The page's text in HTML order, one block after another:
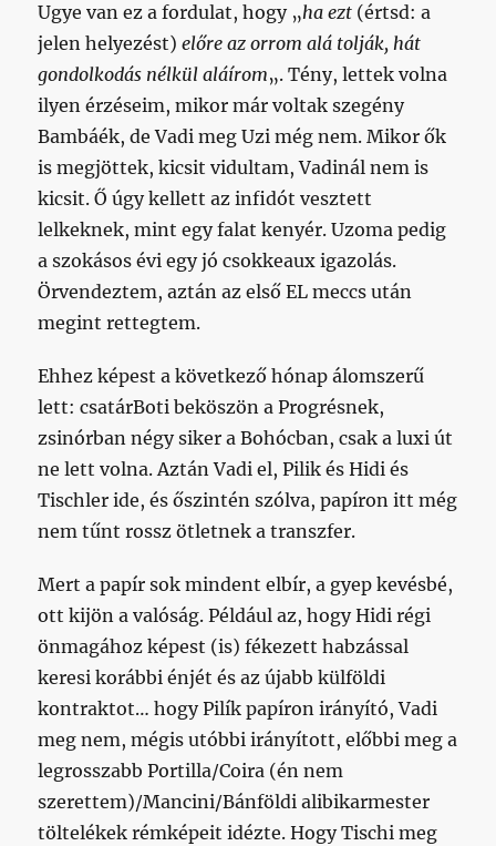
Ugye van ez a fordulat, hogy „ha ezt (értsd: a
jelen helyezést) előre az orrom alá tolják, hát
gondolkodás nélkül aláírom„. Tény, lettek volna
ilyen érzéseim, mikor már voltak szegény
Bambáék, de Vadi meg Uzi még nem. Mikor ők
is megjöttek, kicsit vidultam, Vadinál nem is
kicsit. Ő úgy kellett az infidót vesztett
lelkeknek, mint egy falat kenyér. Uzoma pedig
a szokásos évi egy jó csokkeaux igazolás.
Örvendeztem, aztán az első EL meccs után
megint rettegtem.
Ehhez képest a következő hónap álomszerű
lett: csatárBoti beköszön a Progrésnek,
zsinórban négy siker a Bohócban, csak a luxi út
ne lett volna. Aztán Vadi el, Pilik és Hidi és
Tischler ide, és őszintén szólva, papíron itt még
nem tűnt rossz ötletnek a transzfer.
Mert a papír sok mindent elbír, a gyep kevésbé,
ott kijön a valóság. Például az, hogy Hidi régi
önmagához képest (is) fékezett habzással
keresi korábbi énjét és az újabb külföldi
kontraktot… hogy Pilík papíron irányító, Vadi
meg nem, mégis utóbbi irányított, előbbi meg a
legrosszabb Portilla/Coira (én nem
szerettem)/Mancini/Bánföldi alibikarmester
töltelékek rémképeit idézte. Hogy Tischi meg